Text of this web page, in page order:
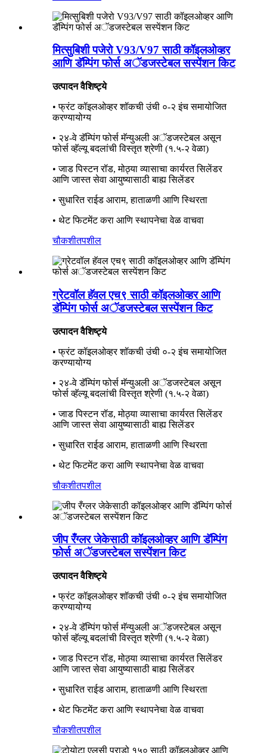
मित्सुबिशी पजेरो V93/V97 साठी कॉइलओव्हर
आणि डॅम्पिंग फोर्स अॅडजस्टेबल सस्पेंशन किट
उत्पादन वैशिष्ट्ये
• फ्रंट कॉइलओव्हर शॉकची उंची ०-२ इंच समायोजित
करण्यायोग्य
• २४-वे डॅम्पिंग फोर्स मॅन्युअली अॅडजस्टेबल असून
फोर्स व्हॅल्यू बदलांची विस्तृत श्रेणी (१.५-२ वेळा)
• जाड पिस्टन रॉड, मोठ्या व्यासाचा कार्यरत सिलेंडर
आणि जास्त सेवा आयुष्यासाठी बाह्य सिलेंडर
• सुधारित राईड आराम, हाताळणी आणि स्थिरता
• थेट फिटमेंट करा आणि स्थापनेचा वेळ वाचवा
चौकशीतपशील
ग्रेटवॉल हॅवल एच९ साठी कॉइलओव्हर आणि
डॅम्पिंग फोर्स अॅडजस्टेबल सस्पेंशन किट
उत्पादन वैशिष्ट्ये
• फ्रंट कॉइलओव्हर शॉकची उंची ०-२ इंच समायोजित
करण्यायोग्य
• २४-वे डॅम्पिंग फोर्स मॅन्युअली अॅडजस्टेबल असून
फोर्स व्हॅल्यू बदलांची विस्तृत श्रेणी (१.५-२ वेळा)
• जाड पिस्टन रॉड, मोठ्या व्यासाचा कार्यरत सिलेंडर
आणि जास्त सेवा आयुष्यासाठी बाह्य सिलेंडर
• सुधारित राईड आराम, हाताळणी आणि स्थिरता
• थेट फिटमेंट करा आणि स्थापनेचा वेळ वाचवा
चौकशीतपशील
जीप रँग्लर जेकेसाठी कॉइलओव्हर आणि डॅम्पिंग
फोर्स अॅडजस्टेबल सस्पेंशन किट
उत्पादन वैशिष्ट्ये
• फ्रंट कॉइलओव्हर शॉकची उंची ०-२ इंच समायोजित
करण्यायोग्य
• २४-वे डॅम्पिंग फोर्स मॅन्युअली अॅडजस्टेबल असून
फोर्स व्हॅल्यू बदलांची विस्तृत श्रेणी (१.५-२ वेळा)
• जाड पिस्टन रॉड, मोठ्या व्यासाचा कार्यरत सिलेंडर
आणि जास्त सेवा आयुष्यासाठी बाह्य सिलेंडर
• सुधारित राईड आराम, हाताळणी आणि स्थिरता
• थेट फिटमेंट करा आणि स्थापनेचा वेळ वाचवा
चौकशीतपशील